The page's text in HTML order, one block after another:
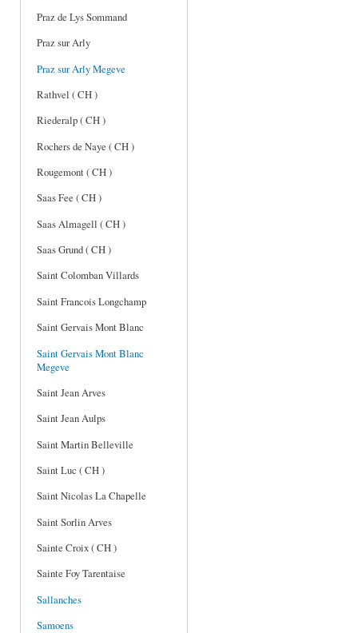
Praz de Lys Sommand
Praz sur Arly
Praz sur Arly Megeve
Rathvel ( CH )
Riederalp ( CH )
Rochers de Naye ( CH )
Rougemont ( CH )
Saas Fee ( CH )
Saas Almagell ( CH )
Saas Grund ( CH )
Saint Colomban Villards
Saint Francois Longchamp
Saint Gervais Mont Blanc
Saint Gervais Mont Blanc
Megeve
Saint Jean Arves
Saint Jean Aulps
Saint Martin Belleville
Saint Luc ( CH )
Saint Nicolas La Chapelle
Saint Sorlin Arves
Sainte Croix ( CH )
Sainte Foy Tarentaise
Sallanches
Samoens